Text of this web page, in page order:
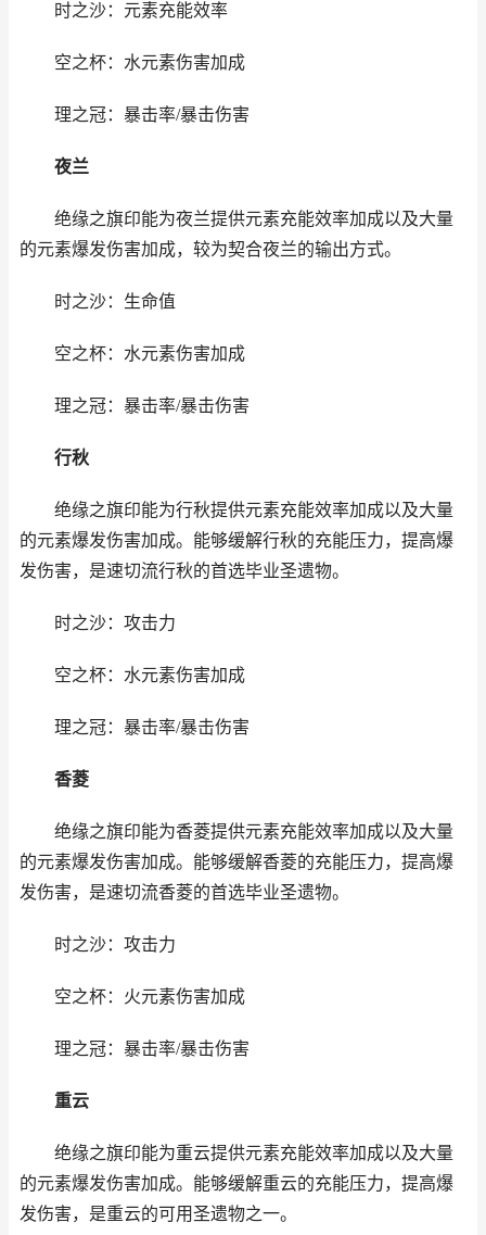
时之沙：元素充能效率
空之杯：水元素伤害加成
理之冠：暴击率/暴击伤害
夜兰
绝缘之旗印能为夜兰提供元素充能效率加成以及大量
的元素爆发伤害加成，较为契合夜兰的输出方式。
时之沙：生命值
空之杯：水元素伤害加成
理之冠：暴击率/暴击伤害
行秋
绝缘之旗印能为行秋提供元素充能效率加成以及大量
的元素爆发伤害加成。能够缓解行秋的充能压力，提高爆
发伤害，是速切流行秋的首选毕业圣遗物。
时之沙：攻击力
空之杯：水元素伤害加成
理之冠：暴击率/暴击伤害
香菱
绝缘之旗印能为香菱提供元素充能效率加成以及大量
的元素爆发伤害加成。能够缓解香菱的充能压力，提高爆
发伤害，是速切流香菱的首选毕业圣遗物。
时之沙：攻击力
空之杯：火元素伤害加成
理之冠：暴击率/暴击伤害
重云
绝缘之旗印能为重云提供元素充能效率加成以及大量
的元素爆发伤害加成。能够缓解重云的充能压力，提高爆
发伤害，是重云的可用圣遗物之一。